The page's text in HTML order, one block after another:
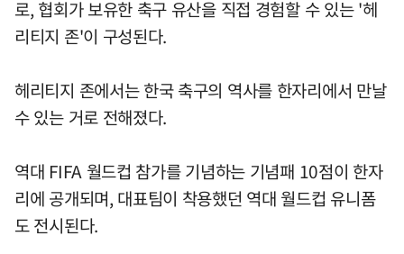
로, 협회가 보유한 축구 유산을 직접 경험할 수 있는 '헤
리티지 존'이 구성된다.
헤리티지 존에서는 한국 축구의 역사를 한자리에서 만날
수 있는 거로 전해졌다.
역대 FIFA 월드컵 참가를 기념하는 기념패 10점이 한자
리에 공개되며, 대표팀이 착용했던 역대 월드컵 유니폼
도 전시된다.